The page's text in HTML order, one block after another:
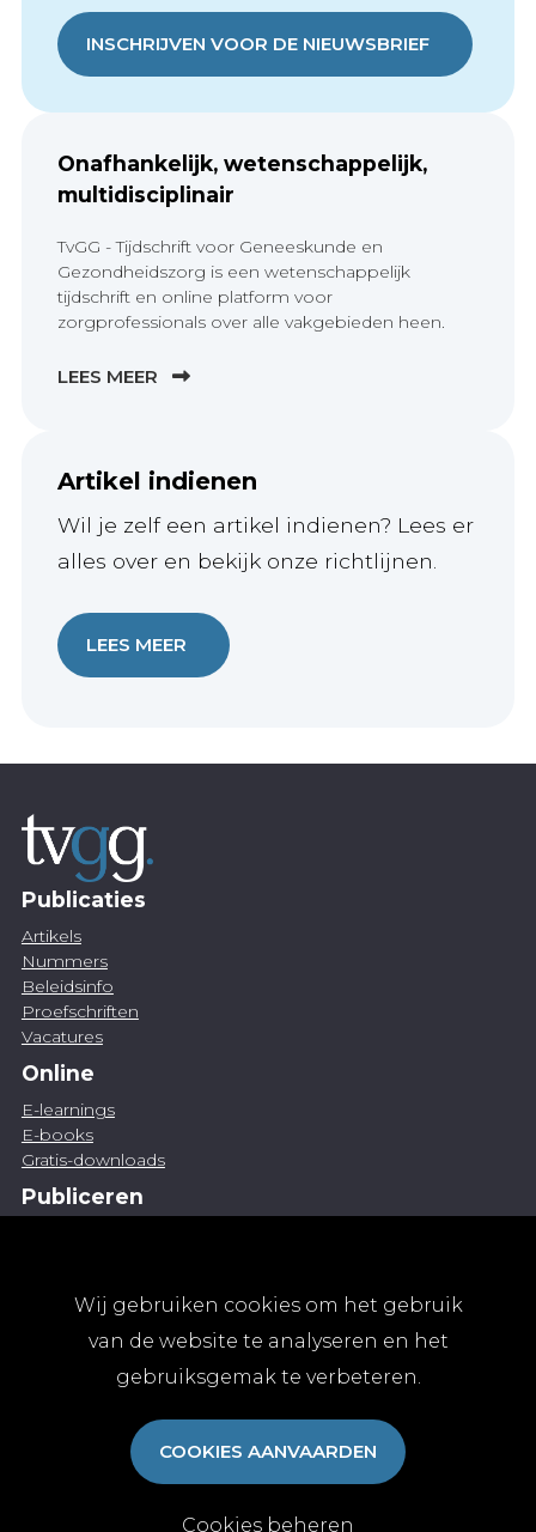
Wij gebruiken cookies om het gebruik
van de website te analyseren en het
gebruiksgemak te verbeteren.
COOKIES AANVAARDEN
Cookies beheren
INSCHRIJVEN VOOR DE NIEUWSBRIEF
Onafhankelijk, wetenschappelijk,
multidisciplinair
TvGG - Tijdschrift voor Geneeskunde en
Gezondheidszorg is een wetenschappelijk
tijdschrift en online platform voor
zorgprofessionals over alle vakgebieden heen.
LEES MEER
Artikel indienen
Wil je zelf een artikel indienen? Lees er
alles over en bekijk onze richtlijnen.
LEES MEER
Publicaties
Artikels
Nummers
Beleidsinfo
Proefschriften
Vacatures
Online
E-learnings
E-books
Gratis-downloads
Publiceren
Abonnementen
Algemene abonnementsvoorwaarden